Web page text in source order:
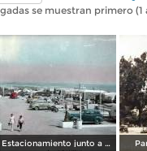
se muestran primero (1
Estacionamiento junto a La playa.